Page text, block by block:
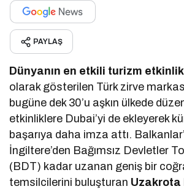
PAYLAŞ
Dünyanın en etkili turizm
olarak gösterilen Türk zirve
bugüne dek 30’u aşkın ülkede
etkinliklere Dubai’yi de ekleyerek
başarıya daha imza attı.
İngiltere’den Bağımsız Devletler
(BDT) kadar uzanan geniş bir
temsilcilerini buluşturan Uzakrota